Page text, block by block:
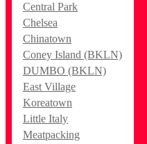
Central Park
Chelsea
Chinatown
Coney Island (BKLN)
DUMBO (BKLN)
East Village
Koreatown
Little Italy
Meatpacking